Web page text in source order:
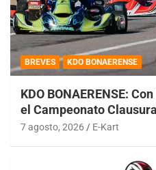
BREVES KDO BONAERENSE
KDO BONAERENSE:
el Campeonato Clausura
7 agosto, 2026 E-Kart